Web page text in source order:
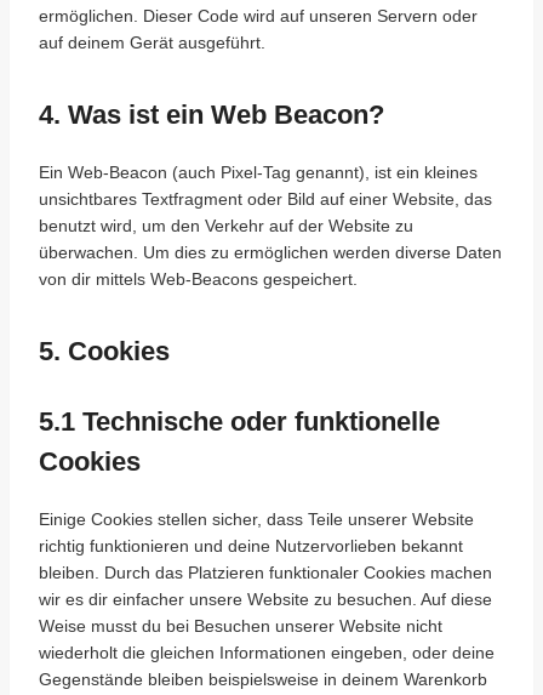
ermöglichen. Dieser Code wird auf unseren Servern oder
auf deinem Gerät ausgeführt.
4. Was ist ein Web Beacon?
Ein Web-Beacon (auch Pixel-Tag genannt), ist ein kleines
unsichtbares Textfragment oder Bild auf einer Website, das
benutzt wird, um den Verkehr auf der Website zu
überwachen. Um dies zu ermöglichen werden diverse Daten
von dir mittels Web-Beacons gespeichert.
5. Cookies
5.1 Technische oder funktionelle
Cookies
Einige Cookies stellen sicher, dass Teile unserer Website
richtig funktionieren und deine Nutzervorlieben bekannt
bleiben. Durch das Platzieren funktionaler Cookies machen
wir es dir einfacher unsere Website zu besuchen. Auf diese
Weise musst du bei Besuchen unserer Website nicht
wiederholt die gleichen Informationen eingeben, oder deine
Gegenstände bleiben beispielsweise in deinem Warenkorb